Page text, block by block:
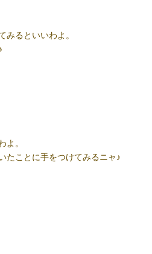
るといいわよ。
よ。
たことに手をつけてみるニャ♪